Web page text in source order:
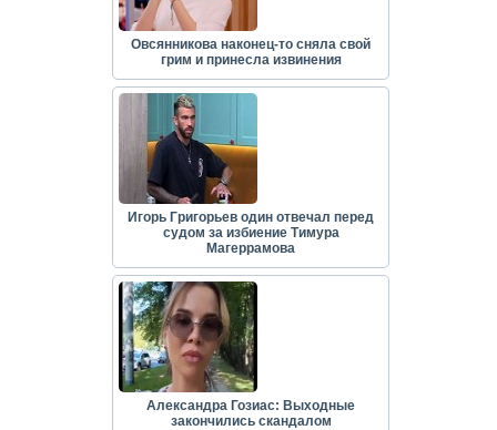
Овсянникова наконец-то сняла свой
грим и принесла извинения
Игорь Григорьев один отвечал перед
судом за избиение Тимура
Магеррамова
Александра Гозиас: Выходные
закончились скандалом